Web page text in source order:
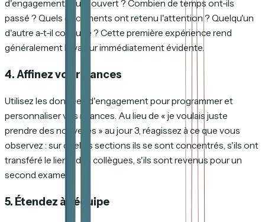
d'engagement. Qui a ouvert ? Combien de temps ont-ils
passé ? Quels documents ont retenu l'attention ? Quelqu'un
d'autre a-t-il consulté ? Cette première expérience rend
généralement la valeur immédiatement évidente.
4. Affinez vos relances
Utilisez les données d'engagement pour programmer et
personnaliser vos relances. Au lieu de « je voulais juste
prendre des nouvelles » au jour 3, réagissez à ce que vous
observez : sur quelles sections ils se sont concentrés, s'ils ont
transféré le lien à des collègues, s'ils sont revenus pour un
second examen.
5. Étendez à l'équipe